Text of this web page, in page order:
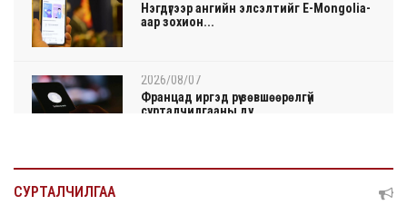
Нэгдүгээр ангийн элсэлтийг E-Mongolia-
аар зохион...
2026/08/07
Францад иргэд рүү зөвшөөрөлгүй
сурталчилгааны ду...
2026/08/07
СУРТАЛЧИЛГАА